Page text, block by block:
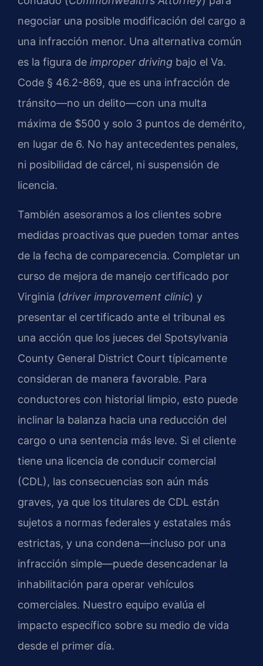
negociar una posible modificación del cargo a
una infracción menor. Una alternativa común
es la figura de improper driving bajo el Va.
Code § 46.2-869, que es una infracción de
tránsito—no un delito—con una multa
máxima de $500 y solo 3 puntos de demérito,
en lugar de 6. No hay antecedentes penales,
ni posibilidad de cárcel, ni suspensión de
licencia.
También asesoramos a los clientes sobre
medidas proactivas que pueden tomar antes
de la fecha de comparecencia. Completar un
curso de mejora de manejo certificado por
Virginia (driver improvement clinic) y
presentar el certificado ante el tribunal es
una acción que los jueces del Spotsylvania
County General District Court típicamente
consideran de manera favorable. Para
conductores con historial limpio, esto puede
inclinar la balanza hacia una reducción del
cargo o una sentencia más leve. Si el cliente
tiene una licencia de conducir comercial
(CDL), las consecuencias son aún más
graves, ya que los titulares de CDL están
sujetos a normas federales y estatales más
estrictas, y una condena—incluso por una
infracción simple—puede desencadenar la
inhabilitación para operar vehículos
comerciales. Nuestro equipo evalúa el
impacto específico sobre su medio de vida
desde el primer día.